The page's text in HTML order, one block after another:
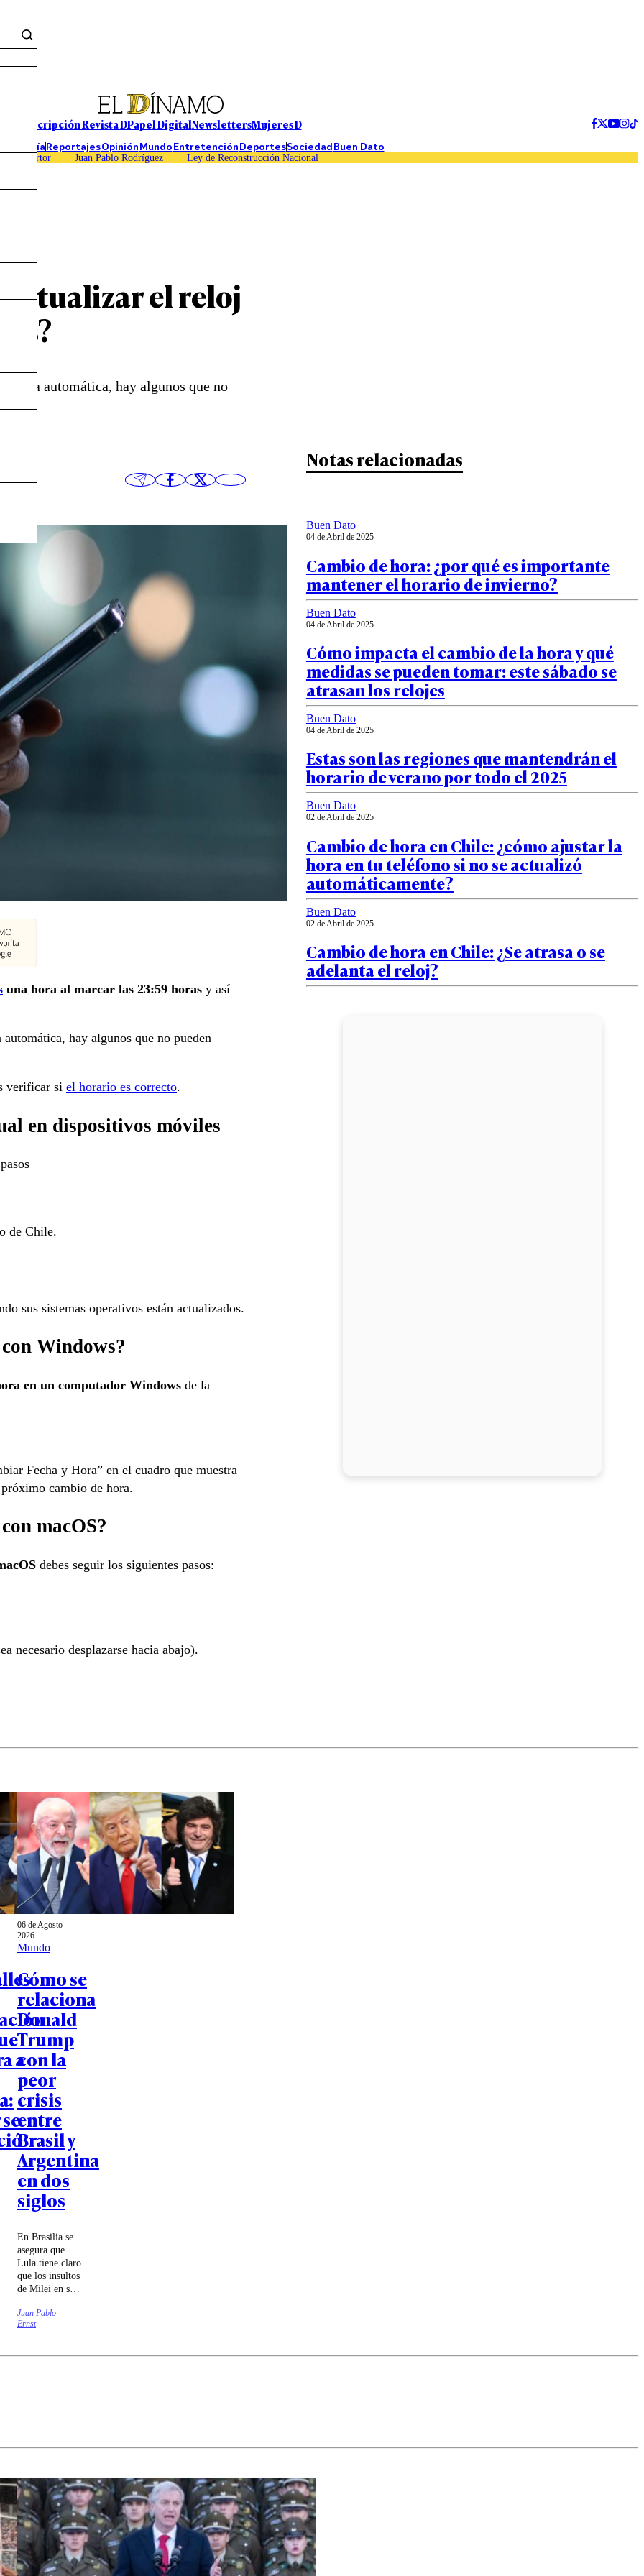
Suscripción Revista DPapel DigitalNewslettersMujeres D
EconomíaReportajesOpiniónMundoEntretenciónDeportesSociedadBuen Dato
Caso Sartor Juan Pablo Rodríguez Ley de Reconstrucción Nacional
actualizar el reloj
automática, hay algunos que no
una hora al marcar las 23:59 horas y así
hay algunos que no pueden
verificar si el horario es correcto.
en dispositivos móviles
de Chile.
sus sistemas operativos están actualizados.
Windows?
en un computador Windows de la
Fecha y Hora” en el cuadro que muestra
cambio de hora.
macOS?
debes seguir los siguientes pasos:
necesario desplazarse hacia abajo).
Notas relacionadas
Buen Dato
04 de Abril de 2025
Cambio de hora: ¿por qué es importante
mantener el horario de invierno?
Buen Dato
04 de Abril de 2025
Cómo impacta el cambio de la hora y qué
medidas se pueden tomar: este sábado se
atrasan los relojes
Buen Dato
04 de Abril de 2025
Estas son las regiones que mantendrán el
horario de verano por todo el 2025
Buen Dato
02 de Abril de 2025
Cambio de hora en Chile: ¿cómo ajustar la
hora en tu teléfono si no se actualizó
automáticamente?
Buen Dato
02 de Abril de 2025
Cambio de hora en Chile: ¿Se atrasa o se
adelanta el reloj?
a
06 de Agosto
2026
Mundo
Cómo se
relaciona
Donald
Trump
con la
peor
crisis
entre
Brasil y
Argentina
en dos
siglos
En Brasilia se
asegura que
Lula tiene claro
que los insultos
de Milei en su
responden a su
intento de
presidente
Juan Pablo
Ernst